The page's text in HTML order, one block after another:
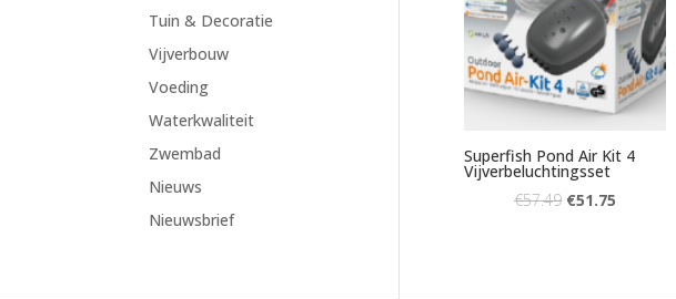
Superfish Pond Air Kit 4
Vijverbeluchtingsset
€57.49 €51.75
Tuin & Decoratie
Vijverbouw
Voeding
Waterkwaliteit
Zwembad
Nieuws
Nieuwsbrief